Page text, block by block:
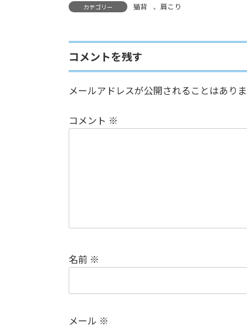
カテゴリー 猫背 、 肩こり
コメントを残す
メールアドレスが公開されることはありま
コメント ※
名前 ※
メール ※